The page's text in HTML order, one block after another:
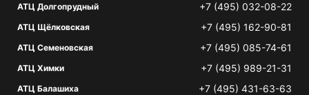
АТЦ Долгопрудный +7 (495) 032-08-22
АТЦ Щёлковская +7 (495) 162-90-81
АТЦ Семеновская +7 (495) 085-74-61
АТЦ Химки +7 (495) 989-21-31
АТЦ Балашиха +7 (495) 431-63-63